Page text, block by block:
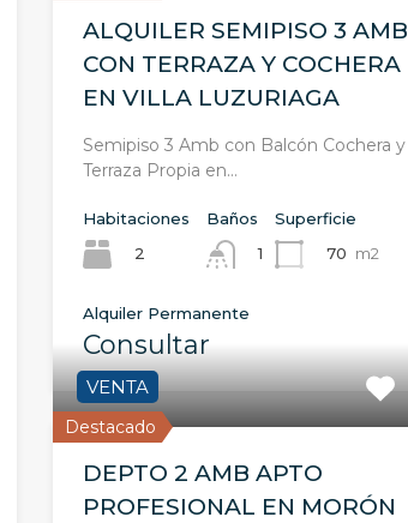
ALQUILER SEMIPISO 3 AMB
CON TERRAZA Y COCHERA
EN VILLA LUZURIAGA
Semipiso 3 Amb con Balcón Cochera y
Terraza Propia en…
Habitaciones
2
Baños
1
Superficie
70 m2
Alquiler Permanente
Consultar
Destacado
VENTA
DEPTO 2 AMB APTO
PROFESIONAL EN MORÓN